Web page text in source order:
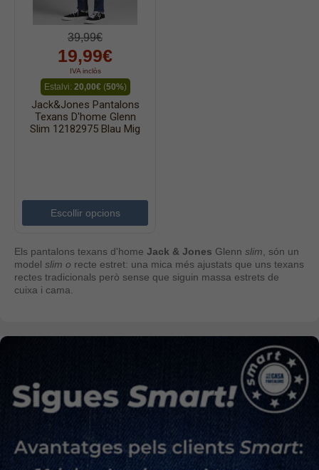
39,99€
19,99€
IVA inclòs
Estalvi: 20,00€(50%)
Jack&Jones Pantalons
Texans D'home Glenn
Slim 12182975 Blau Mig
Escollir opcions
Els pantalons texans d'home Jack & Jones Glenn slim , són un
model slim o recte estret: una mica més ajustats que uns texans
rectes tradicionals però sense que siguin massa estrets de
cuixa i cama.